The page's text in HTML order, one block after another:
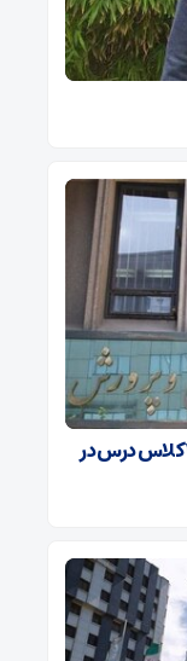
دختران یک مدرسه دولتی آواره شدند؛ ۱۳ کلاس درس در